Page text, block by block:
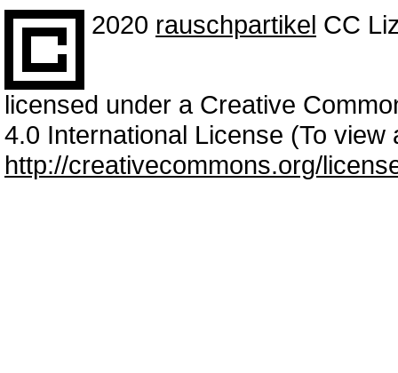
2020 rauschpartikel CC
licensed under a Creative
4.0 International License (To
http://creativecommons.org/